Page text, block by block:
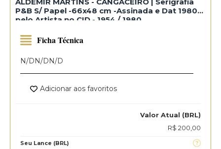
P&B S/ Papel -66x48 cm -Assinada e Dat 1980
pelo Artista no CID - 1954 / 1980
Valor Atual (BRL)
R$ 200,00
Seu Lance (BRL)
Ficha Técnica
N/DN/DN/D
Adicionar aos favoritos